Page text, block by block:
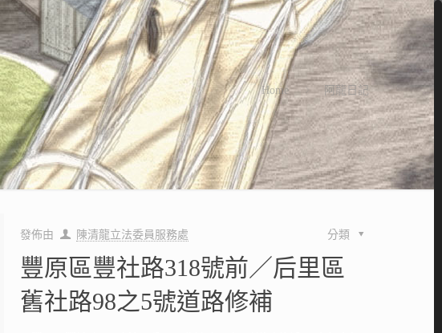
Home 阿龍日記
發佈由 陳清龍立法委員服務處 分類
豐原區豐社路318號前／后里區
舊社路98之5號道路修補